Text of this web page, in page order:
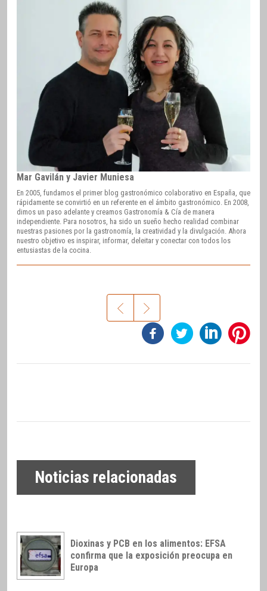
Mar Gavilán y Javier Muniesa
En 2005, fundamos el primer blog gastronómico colaborativo en España, que
rápidamente se convirtió en un referente en el ámbito gastronómico. En 2008,
dimos un paso adelante y creamos Gastronomía & Cía de manera
independiente. Para nosotros, ha sido un sueño hecho realidad combinar
nuestras pasiones por la gastronomía, la creatividad y la divulgación. Ahora
nuestro objetivo es inspirar, informar, deleitar y conectar con todos los
entusiastas de la cocina.
Noticias relacionadas
Dioxinas y PCB en los alimentos: EFSA
confirma que la exposición preocupa en
Europa